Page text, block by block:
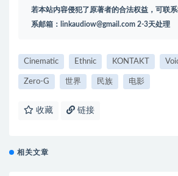
若本站内容侵犯了原著者的合法权益，可联
系邮箱： linkaudiow@gmail.com 2-3天处理
Cinematic Ethnic KONTAKT
Zero-G 世界 民族 电影
收藏 链接
相关文章